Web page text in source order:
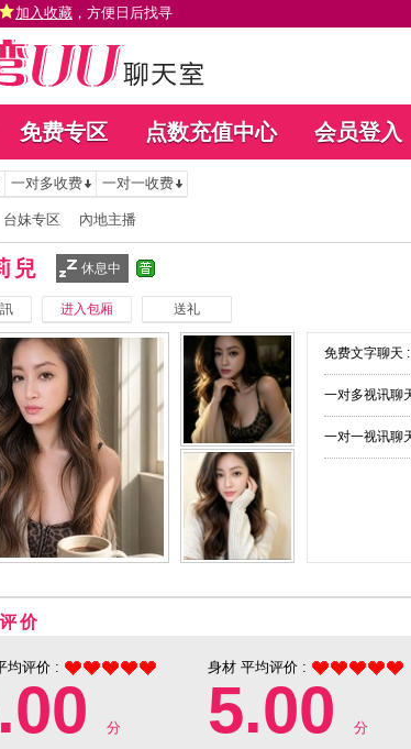
加入收藏 ，方便日后找寻
免费专区 点数充值中心 会员登入
一对多收费 一对一收费
台妹专区 內地主播
兒 休息中
进入包厢 送礼
免费文字聊天 :
一对多视讯聊
一对一视讯聊
价
均评价 :
分
身材 平均评价 :
5.00 分